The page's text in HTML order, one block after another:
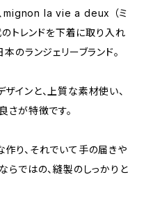
、mignon la vie a deux （ミ
のトレンドを下着に取り入れ
のランジェリーブランド。
インと、上質な素材使い、
さが特徴です。
り、それでいて手の届きや
らではの、縫製のしっかりと